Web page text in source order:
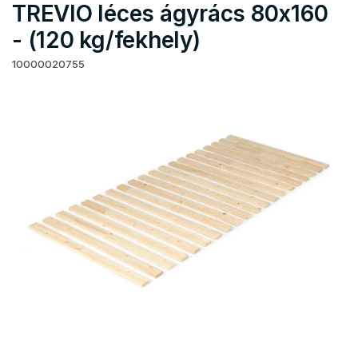
TREVIO léces ágyrács 80x160
- (120 kg/fekhely)
10000020755